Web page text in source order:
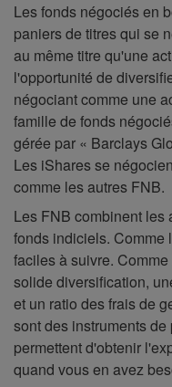
Les fonds négociés en
paniers de titres qui se
au même titre qu'une
l'opportunité de
négociant comme une
famille de fonds
gérée par « Barclays
Les iShares se
comme les autres FNB.
Les FNB combinent les
fonds indiciels. Comme
faciles à suivre.
solide diversification,
et un ratio des frais de
sont des instruments
permettent d'obtenir
quand vous en avez